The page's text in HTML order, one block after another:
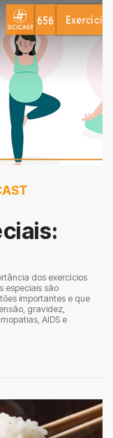
dos exercícios
especiais são
importantes e que
gravidez,
AIDS e